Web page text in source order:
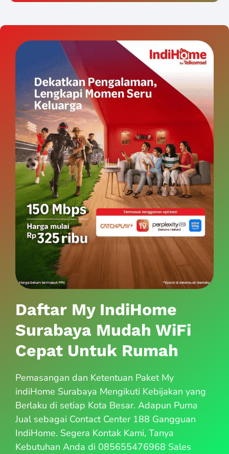
Daftar My IndiHome
Surabaya Mudah WiFi
Cepat Untuk Rumah
Pemasangan dan Ketentuan Paket My
indiHome Surabaya Mengikuti Kebijakan yang
Berlaku di setiap Kota Besar. Adapun Purna
Jual sebagai Contact Center 188 Gangguan
IndiHome. Segera Kontak Kami, Tanya
Kebutuhan Anda di 085655476968 Sales